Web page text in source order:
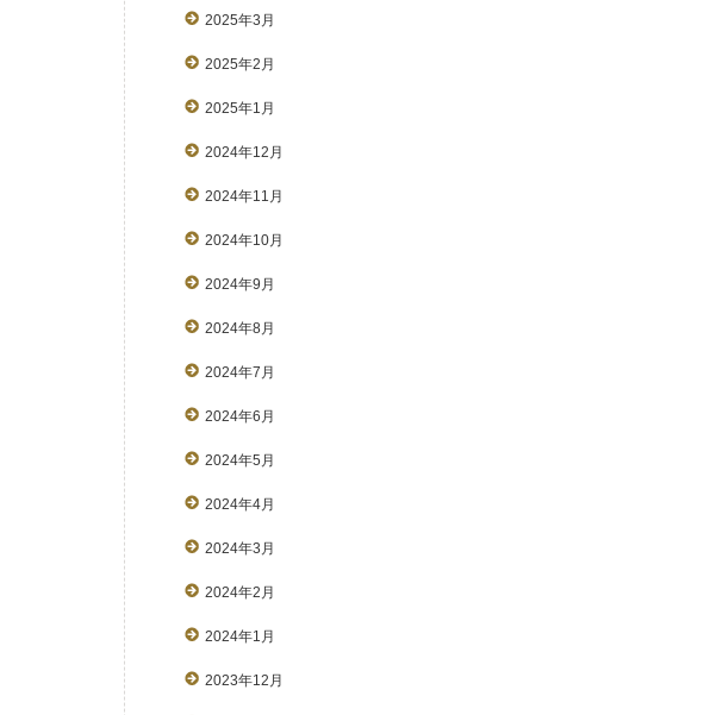
2025年3月
2025年2月
2025年1月
2024年12月
2024年11月
2024年10月
2024年9月
2024年8月
2024年7月
2024年6月
2024年5月
2024年4月
2024年3月
2024年2月
2024年1月
2023年12月